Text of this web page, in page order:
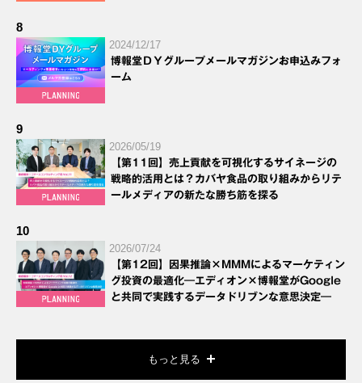
8
2024/12/17
博報堂ＤＹグループメールマガジンお申込みフォ
ーム
9
2026/05/19
【第11回】売上貢献を可視化するサイネージの
戦略的活用とは？カバヤ食品の取り組みからリテ
ールメディアの新たな勝ち筋を探る
10
2026/07/24
【第12回】因果推論×MMMによるマーケティン
グ投資の最適化―エディオン×博報堂がGoogle
と共同で実践するデータドリブンな意思決定―
もっと見る